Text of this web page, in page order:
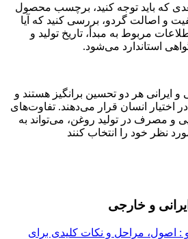
که باید توجه کنید، برچسب محصول
و اصالت گردو، بررسی کنید که آیا
مربوط به مبدأ، تاریخ تولید و
استاندارد می‌شود.
ایرانی هر دو تحسین برانگیز هستند و
اختیار انسان قرار می‌دهند. تفاوت‌های
و مصرف در تولید روغن، می‌تواند به
نظر خود را انتخاب کنند
و خارجی
اصول، مراحل و نکات کلیدی برای